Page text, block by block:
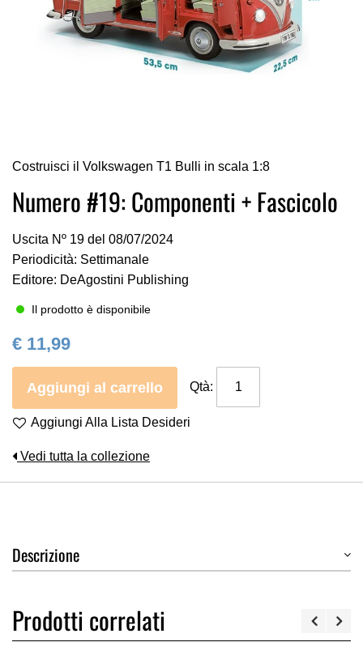
all'inizio
della
galleria
immagini
Costruisci il Volkswagen T1 Bulli in scala 1:8
Numero #19: Componenti + Fascicolo
Uscita Nº 19 del 08/07/2024
Periodicità: Settimanale
Editore: DeAgostini Publishing
Il prodotto è disponibile
€ 11,99
Aggiungi al carrello Qtà:
Aggiungi Alla Lista Desideri
Vedi tutta la collezione
Descrizione
Prodotti correlati